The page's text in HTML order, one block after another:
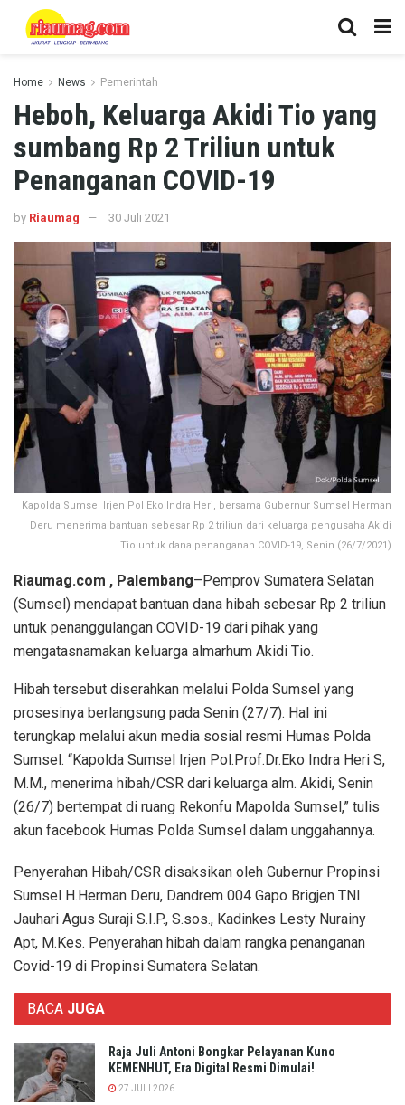
Home News Pemerintah
Heboh, Keluarga Akidi Tio yang
sumbang Rp 2 Triliun untuk
Penanganan COVID-19
by Riaumag 30 Juli 2021
Kapolda Sumsel Irjen Pol Eko Indra Heri, bersama Gubernur Sumsel Herman
Deru menerima bantuan sebesar Rp 2 triliun dari keluarga pengusaha Akidi
Tio untuk dana penanganan COVID-19, Senin (26/7/2021)
Riaumag.com , Palembang–Pemprov Sumatera Selatan
(Sumsel) mendapat bantuan dana hibah sebesar Rp 2 triliun
untuk penanggulangan COVID-19 dari pihak yang
mengatasnamakan keluarga almarhum Akidi Tio.
Hibah tersebut diserahkan melalui Polda Sumsel yang
prosesinya berlangsung pada Senin (27/7). Hal ini
terungkap melalui akun media sosial resmi Humas Polda
Sumsel. “Kapolda Sumsel Irjen Pol.Prof.Dr.Eko Indra Heri S,
M.M., menerima hibah/CSR dari keluarga alm. Akidi, Senin
(26/7) bertempat di ruang Rekonfu Mapolda Sumsel,” tulis
akun facebook Humas Polda Sumsel dalam unggahannya.
Penyerahan Hibah/CSR disaksikan oleh Gubernur Propinsi
Sumsel H.Herman Deru, Dandrem 004 Gapo Brigjen TNI
Jauhari Agus Suraji S.I.P., S.sos., Kadinkes Lesty Nurainy
Apt, M.Kes. Penyerahan hibah dalam rangka penanganan
Covid-19 di Propinsi Sumatera Selatan.
BACA JUGA
Raja Juli Antoni Bongkar Pelayanan Kuno
KEMENHUT, Era Digital Resmi Dimulai!
27 JULI 2026